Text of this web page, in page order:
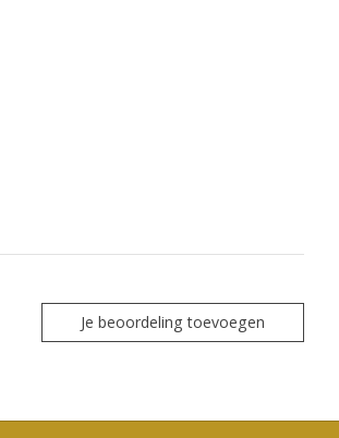
Je beoordeling toevoegen